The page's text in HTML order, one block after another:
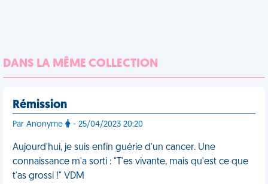
DANS LA MÊME COLLECTION
Rémission
Par Anonyme - 25/04/2023 20:20
Aujourd'hui, je suis enfin guérie d'un cancer. Une
connaissance m'a sorti : "T'es vivante, mais qu'est ce que
t'as grossi !" VDM